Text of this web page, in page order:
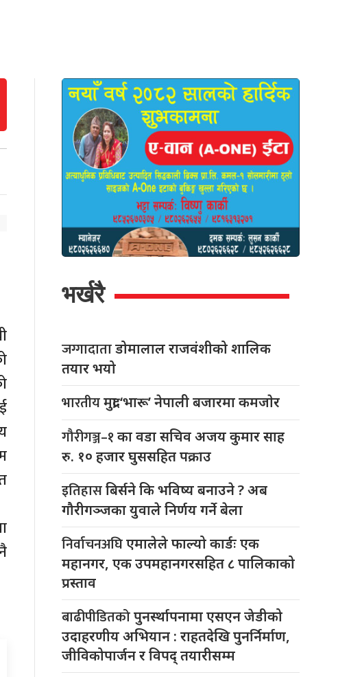
भर्खरै
जग्गादाताडोमालाल राजवंशीको शालिक
तयार भयो
भारतीयमुद्रा ‘भारू’ नेपाली बजारमा कमजाेर
गौरीगञ्ज–१का वडा सचिव अजय कुमार साह
रु. १० हजार घुससहित पक्राउ
इतिहासबिर्सने कि भविष्य बनाउने ? अब
गौरीगञ्जका युवाले निर्णय गर्ने बेला
निर्वाचनअघिएमालेले फाल्यो कार्डः एक
महानगर, एक उपमहानगरसहित ८ पालिकाको
प्रस्ताव
बाढीपीडितकोपुनर्स्थापनामा एसएन जेडीको
उदाहरणीय अभियान : राहतदेखि पुनर्निर्माण,
जीविकोपार्जन र विपद् तयारीसम्म